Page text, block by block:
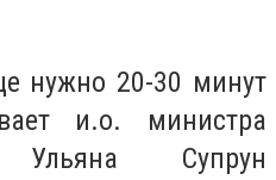
нужно 20-30 минут
и.о. министра
Ульяна Супрун